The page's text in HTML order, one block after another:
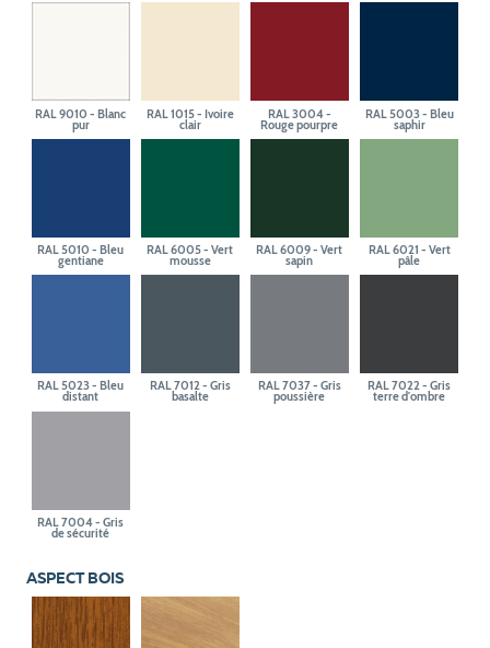
RAL 9010 - Blanc
pur
RAL 1015 - Ivoire
clair
RAL 3004 -
Rouge pourpre
RAL 5003 - Bleu
saphir
RAL 5010 - Bleu
gentiane
RAL 6005 - Vert
mousse
RAL 6009 - Vert
sapin
RAL 6021 - Vert
pâle
RAL 5023 - Bleu
distant
RAL 7012 - Gris
basalte
RAL 7037 - Gris
poussière
RAL 7022 - Gris
terre d'ombre
RAL 7004 - Gris
de sécurité
ASPECT BOIS